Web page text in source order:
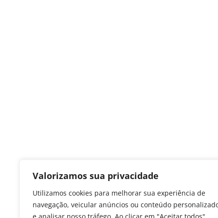
Valorizamos sua privacidade
Utilizamos cookies para melhorar sua experiência de
navegação, veicular anúncios ou conteúdo